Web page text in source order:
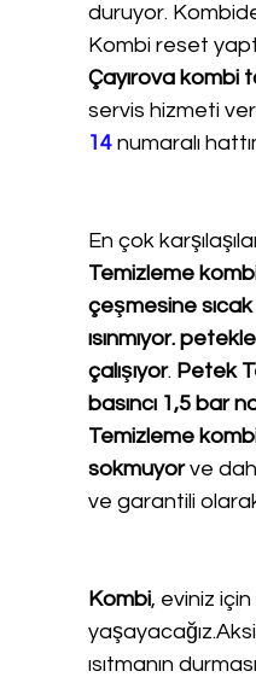
duruyor.
Kombi reset
Çayırova kombi
servis hizmeti
14 numaralı
En çok
Temizleme
çeşmesine
ısınmıyor.
çalışıyor. Petek
basıncı 1,5 bar
Temizleme
sokmuyor ve
ve garantili
Kombi, eviniz
ısıtmanın